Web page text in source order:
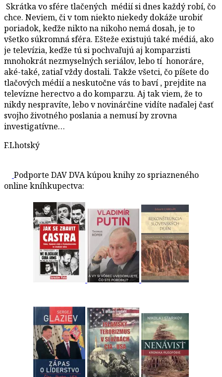
Skrátka vo sfére tlačených médií si dnes každý robí, čo
chce. Neviem, či v tom niekto niekedy dokáže urobiť
poriadok, keďže nikto na nikoho nemá dosah, je to
všetko súkromná sféra. Ešteže existujú také médiá, ako
je televízia, keďže tú si pochvaľujú aj komparzisti
mnohokrát nezmyselných seriálov, lebo tí honoráre,
aké-také, zatiaľ vždy dostali. Takže všetci, čo píšete do
tlačových médií a neskutočne vás to baví , prejdite na
televízne herectvo a do komparzu. Aj tak viem, že to
nikdy nespravíte, lebo v novinárčine vidíte naďalej časť
svojho životného poslania a nemusí by zrovna
investigatívne…
F.Lhotský
Podporte DAV DVA kúpou knihy zo spriazneného
online kníhkupectva: